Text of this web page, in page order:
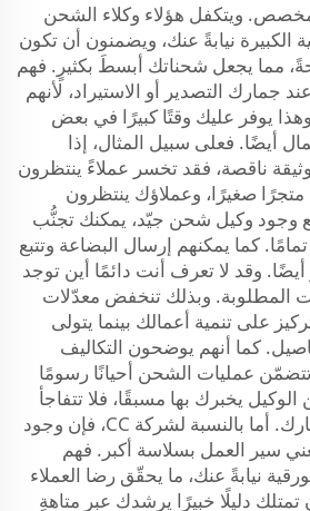
ويتكفل هؤلاء وكلاء الشحن
الكبيرة نيابةً عنك، ويضمنون أن تكون
مما يجعل شحناتك أبسطَ بكثيرٍ. فهم
جمارك التصدير أو الاستيراد، لأنهم
يوفر عليك وقتًا كبيرًا في بعض
أيضًا. فعلى سبيل المثال، إذا
ناقصة، فقد تخسر عملاءً ينتظرون
صغيرًا، وعملاؤك ينتظرون
وجود وكيل شحن جيّد، يمكنك تجنُّب
كما يمكنهم إرسال البضاعة وتتبع
وقد لا تعرف أنت دائمًا أين توجد
المطلوبة. وبذلك تنخفض معدّلات
على تنمية أعمالك بينما يتولى
كما أنهم يوضحون التكاليف
عمليات الشحن أحيانًا رسومًا
يخبرك بها مسبقًا، فلا تتفاجأ
عند وصول فاتورة الجمارك. أما بالنسبة لشركة CC، فإن وجود
سير العمل بسلاسة أكبر. فهم
نيابةً عنك، ما يحقّق رضا العملاء
تمتلك دليلًا خبيرًا يرشدك عبر متاهةٍ